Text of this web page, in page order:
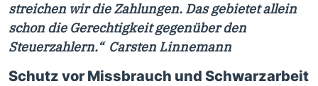
streichen wir die Zahlungen. Das gebietet allein
schon die Gerechtigkeit gegenüber den
Steuerzahlern.“ Carsten Linnemann
Schutz vor Missbrauch und Schwarzarbeit